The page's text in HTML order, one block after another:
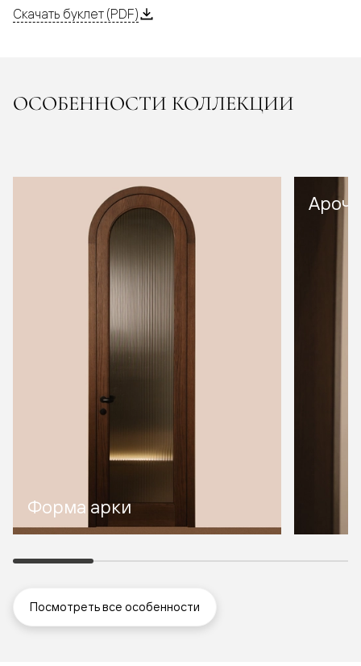
Скачать буклет (PDF)
ОСОБЕННОСТИ КОЛЛЕКЦИИ
Форма арки
Посмотреть все особенности